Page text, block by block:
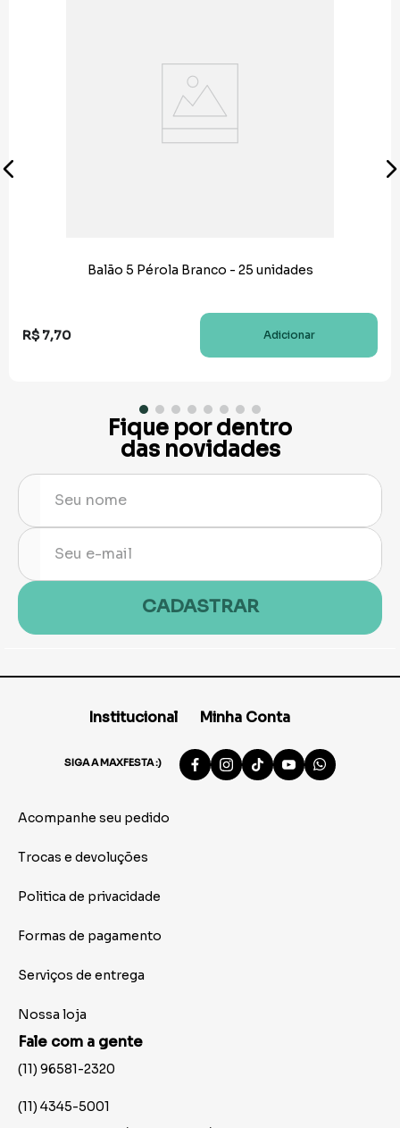
Balão 5 Pérola Branco - 25 unidades
R$ 7,70 Adicionar
Fique por dentro
das novidades
CADASTRAR
Institucional Minha Conta
SIGA A MAXFESTA :)
Acompanhe seu pedido
Trocas e devoluções
Politica de privacidade
Formas de pagamento
Serviços de entrega
Nossa loja
Fale com a gente
(11) 96581-2320
(11) 4345-5001